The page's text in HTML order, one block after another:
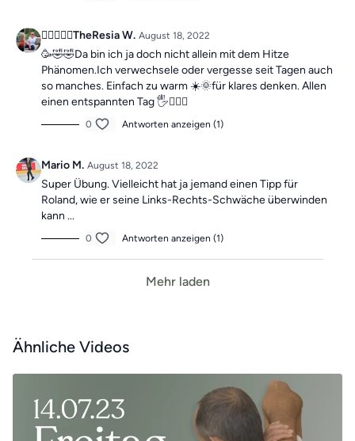
🚴‍♀️🧎🏼‍♀️TheResia W. August 18, 2022
🥳🤣🤣Da bin ich ja doch nicht allein mit dem Hitze
Phänomen.Ich verwechsele oder vergesse seit Tagen auch
so manches. Einfach zu warm ☀️🌞für klares denken. Allen
einen entspannten Tag 🖐🙋🏼‍♀️
0 Antworten anzeigen (1)
Mario M. August 18, 2022
Super Übung. Vielleicht hat ja jemand einen Tipp für
Roland, wie er seine Links-Rechts-Schwäche überwinden
kann ...
0 Antworten anzeigen (1)
Mehr laden
Ähnliche Videos